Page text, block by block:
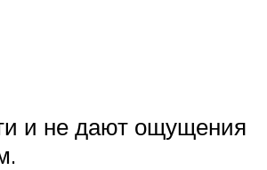
и не дают ощущения